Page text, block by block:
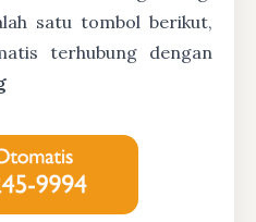
satu tombol berikut,
terhubung dengan